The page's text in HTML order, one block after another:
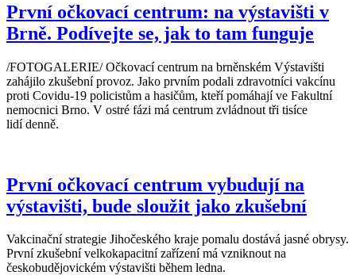
První očkovací centrum: na výstavišti v
Brně. Podívejte se, jak to tam funguje
/FOTOGALERIE/ Očkovací centrum na brněnském Výstavišti
zahájilo zkušební provoz. Jako prvním podali zdravotníci vakcínu
proti Covidu-19 policistům a hasičům, kteří pomáhají ve Fakultní
nemocnici Brno. V ostré fázi má centrum zvládnout tři tisíce
lidí denně.
První očkovací centrum vybudují na
výstavišti, bude sloužit jako zkušební
Vakcinační strategie Jihočeského kraje pomalu dostává jasné obrysy.
První zkušební velkokapacitní zařízení má vzniknout na
českobudějovickém výstavišti během ledna.